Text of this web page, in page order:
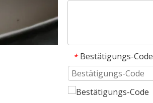
* Bestätigungs-Code